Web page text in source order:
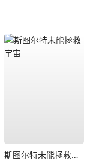
斯图尔特未能拯救宇宙